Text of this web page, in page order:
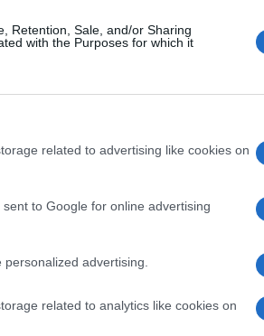
Retention, Sale, and/or Sharing
with the Purposes for which it
related to advertising like cookies on
to Google for online advertising
advertising.
related to analytics like cookies on
arab média platformon is
is jártak gázai
megszokott 14 napos
javasolták —